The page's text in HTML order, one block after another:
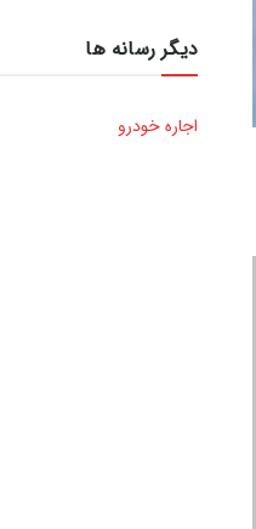
دیگر رسانه ها
اجاره خودرو